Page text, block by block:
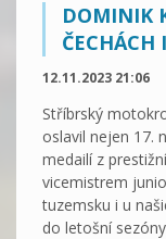
DOMINIK
ČECHÁCH
12.11.2023 21:06
Stříbrský
oslavil nejen 17.
medailí z
vicemistrem
tuzemsku i u
do letošní